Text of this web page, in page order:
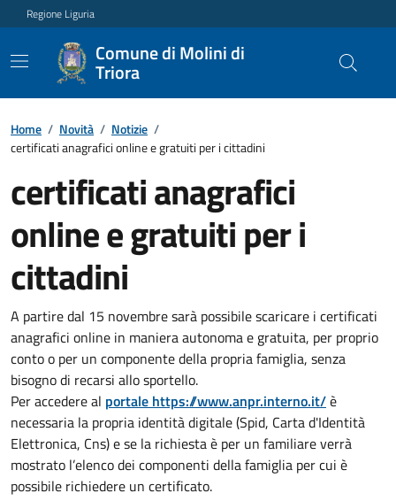
Regione Liguria
Comune di Molini di
Triora
Home / Novità / Notizie /
certificati anagrafici online e gratuiti per i cittadini
certificati anagrafici
online e gratuiti per i
cittadini
A partire dal 15 novembre sarà possibile scaricare i certificati
anagrafici online in maniera autonoma e gratuita, per proprio
conto o per un componente della propria famiglia, senza
bisogno di recarsi allo sportello.
Per accedere al portale https://www.anpr.interno.it/è
necessaria la propria identità digitale (Spid, Carta d'Identità
Elettronica, Cns) e se la richiesta è per un familiare verrà
mostrato l’elenco dei componenti della famiglia per cui è
possibile richiedere un certificato.